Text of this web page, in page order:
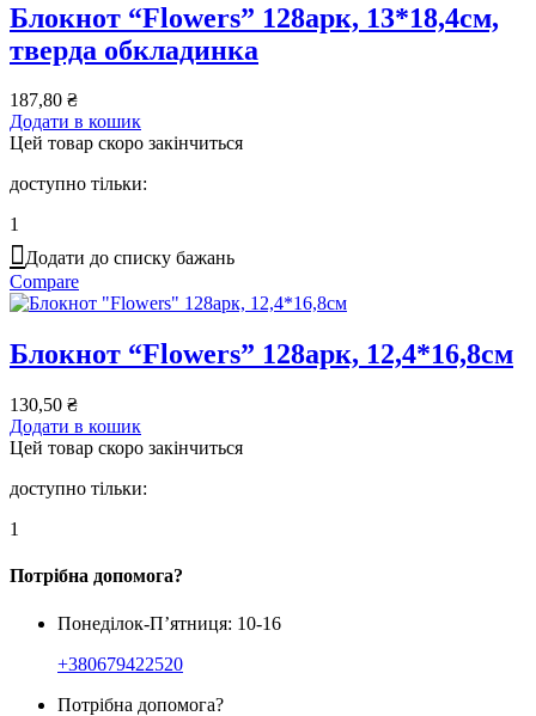
Блокнот “Flowers” 128арк, 13*18,4см,
тверда обкладинка
187,80 ₴
Додати в кошик
Цей товар скоро закінчиться
доступно тільки:
1
Додати до списку бажань
Compare
Блокнот “Flowers” 128арк, 12,4*16,8см
130,50 ₴
Додати в кошик
Цей товар скоро закінчиться
доступно тільки:
1
Потрібна допомога?
Понеділок-П’ятниця: 10-16
+380679422520
Потрібна допомога?